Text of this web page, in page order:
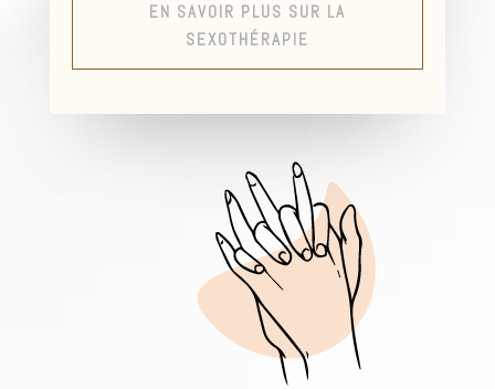
EN SAVOIR PLUS SUR LA
SEXOTHÉRAPIE